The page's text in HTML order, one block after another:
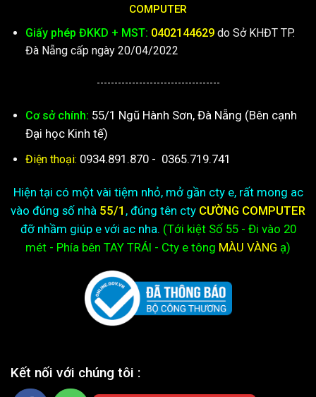
COMPUTER
Giấy phép ĐKKD + MST: 0402144629do Sở KHĐT TP.
Đà Nẵng cấp ngày 20/04/2022
-----------------------------------
Cơ sở chính: 55/1 Ngũ Hành Sơn, Đà Nẵng (Bên cạnh
Đại học Kinh tế)
Điện thoại: 0934.891.870 - 0365.719.741
Hiện tại có một vài tiệm nhỏ, mở gần cty e, rất mong ac
vào đúng số nhà 55/1 , đúng tên cty CƯỜNG COMPUTER
đỡ nhầm giúp e với ac nha. (Tới kiệtSố 55 - Đi vào 20
mét - Phía bên TAY TRÁI - Cty e tông MÀU VÀNG ạ)
Kết nối với chúng tôi :